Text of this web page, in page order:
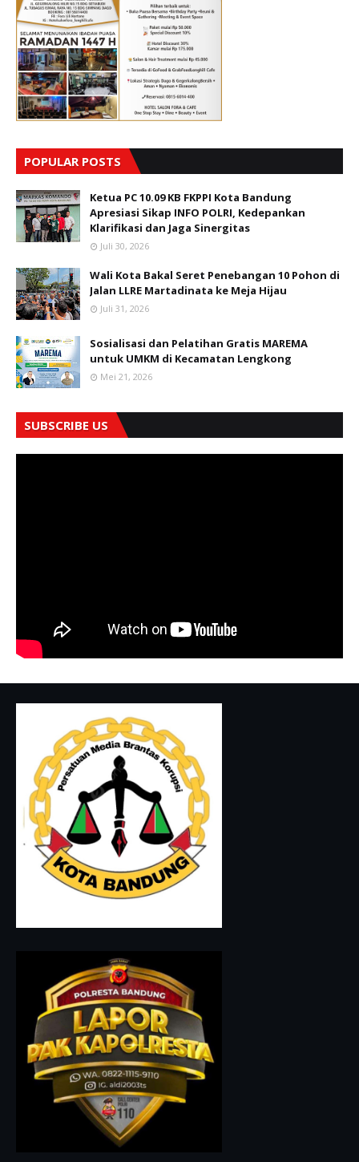
POPULAR POSTS
Ketua PC 10.09 KB FKPPI Kota Bandung
Apresiasi Sikap INFO POLRI, Kedepankan
Klarifikasi dan Jaga Sinergitas
Juli 30, 2026
Wali Kota Bakal Seret Penebangan 10 Pohon di
Jalan LLRE Martadinata ke Meja Hijau
Juli 31, 2026
Sosialisasi dan Pelatihan Gratis MAREMA
untuk UMKM di Kecamatan Lengkong
Mei 21, 2026
SUBSCRIBE US